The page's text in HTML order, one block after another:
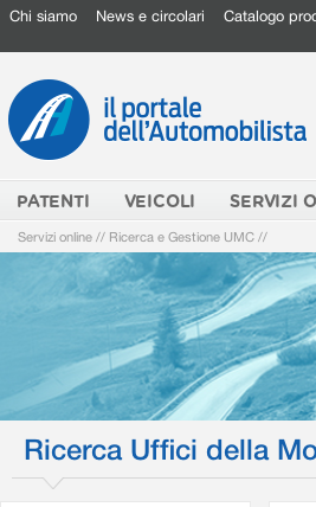
Chi siamo News e circolari Catalogo
PATENTI VEICOLI SERVIZI
Servizi online // Ricerca e Gestione UMC //
Ricerca Uffici della